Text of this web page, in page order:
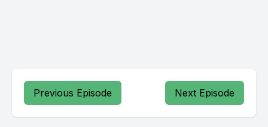
Previous Episode Next Episode